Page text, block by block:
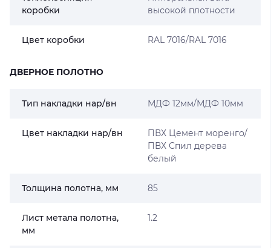
коробки
высокой плотности
Цвет коробки RAL 7016/RAL 7016
ДВЕРНОЕ ПОЛОТНО
Тип накладки нар/вн МДФ 12мм/МДФ 10мм
Цвет накладки нар/вн
ПВХ Цемент моренго/
ПВХ Спил дерева
белый
Толщина полотна, мм 85
Лист метала полотна,
мм
1.2